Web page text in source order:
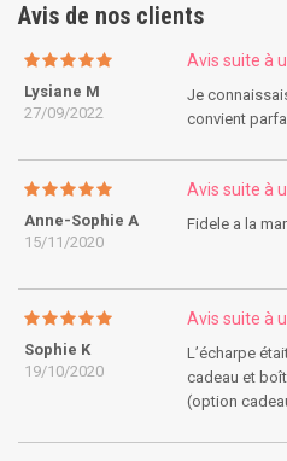
Avis de nos clients
Lysiane M
27/09/2022
Avis suite à
Je
convient
Anne-Sophie A
15/11/2020
Avis suite à
Fidele a la
Sophie K
19/10/2020
Avis suite à
L’écharpe
cadeau et
(option